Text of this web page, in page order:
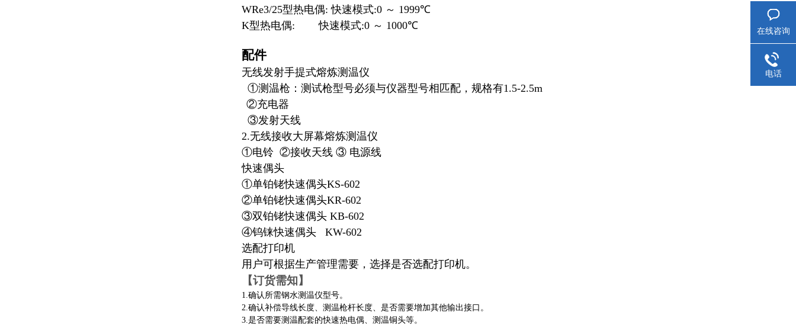
WRe3/25型热电偶: 快速模式:0 ～ 1999℃
K型热电偶: 快速模式:0 ～ 1000℃
配件
无线发射手提式熔炼测温仪
①测温枪：测试枪型号必须与仪器型号相匹配，规格有1.5-2.5m
②充电器
③发射天线
2.无线接收大屏幕熔炼测温仪
①电铃 ②接收天线 ③ 电源线
快速偶头
①单铂铑快速偶头KS-602
②单铂铑快速偶头KR-602
③双铂铑快速偶头 KB-602
④钨铼快速偶头 KW-602
选配打印机
用户可根据生产管理需要，选择是否选配打印机。
【订货需知】
1.确认所需钢水测温仪型号。
2.确认补偿导线长度、测温枪杆长度、是否需要增加其他输出接口 。
3.是否需要测温配套的快速热电偶、测温铜头等。
在线咨询
电话